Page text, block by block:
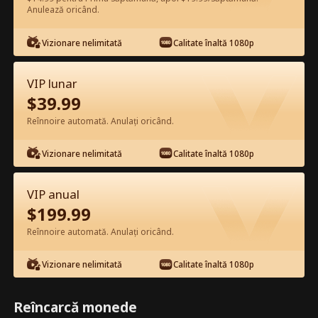
Episodul 57 - Nodul neașteptat:
căsătorită cu o asistentă milardar
Film complet
0-49 50-83
57 58 60 61
Anulează oricând.
Vizionare nelimitată Calitate înaltă 1080p
VIP lunar
$39.99
Reînnoire automată. Anulați oricând.
Vizionare nelimitată Calitate înaltă 1080p
VIP anual
$199.99
Reînnoire automată. Anulați oricând.
Vizionare nelimitată Calitate înaltă 1080p
Reîncarcă monede